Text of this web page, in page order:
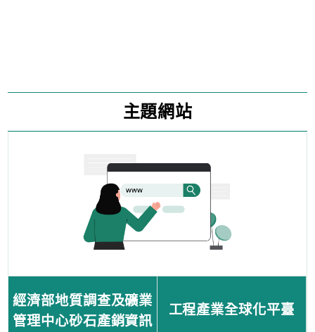
主題網站
經濟部地質調查及礦業
管理中心砂石產銷資訊
工程產業全球化平臺